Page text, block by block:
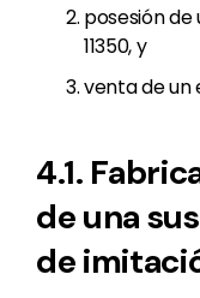
posesión de
11350, y
venta de un
4.1.
de una
de